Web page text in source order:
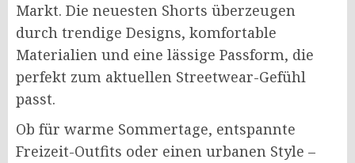
Markt. Die neuesten Shorts überzeugen
durch trendige Designs, komfortable
Materialien und eine lässige Passform, die
perfekt zum aktuellen Streetwear-Gefühl
passt.
Ob für warme Sommertage, entspannte
Freizeit-Outfits oder einen urbanen Style –